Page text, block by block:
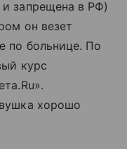
и запрещена в РФ)
он везет
по больнице. По
курс
хорошо